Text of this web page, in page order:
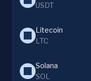
USDT
Litecoin
LTC
Solana
SOL